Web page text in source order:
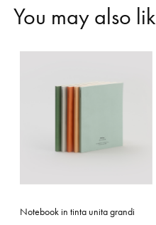
You mayalso lik
Notebook in tinta unita grandi